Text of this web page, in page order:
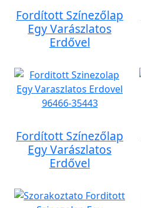
Fordított Színezőlap
Egy Varászlatos
Erdővel
Fordított Színezőlap
Egy Varászlatos
Erdővel